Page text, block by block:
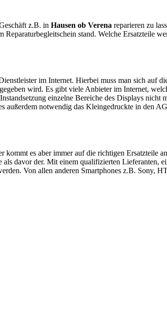
z.B. in Hausen ob Verena reparieren zu
stand. Welche Ersatzteile
im Internet. Hierbei muss man sich auf
wird. Es gibt viele Anbieter im Internet,
einzelne Bereiche des Displays
notwendig das Kleingedruckte in den
es aber immer auf die richtigen Ersatzteile
davor der. Mit einem qualifizierten Lieferanten,
Von allen anderen Smartphones z.B. Sony,